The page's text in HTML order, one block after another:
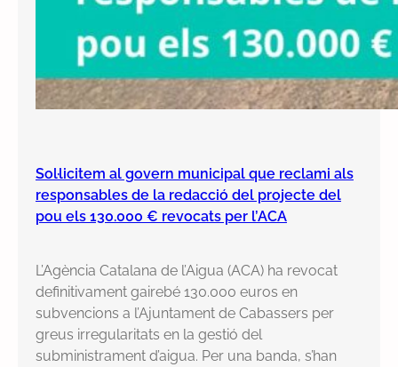
Sol·licitem al govern municipal que reclami als
responsables de la redacció del projecte del
pou els 130.000 € revocats per l’ACA
L’Agència Catalana de l’Aigua (ACA) ha revocat
definitivament gairebé 130.000 euros en
subvencions a l’Ajuntament de Cabassers per
greus irregularitats en la gestió del
subministrament d’aigua. Per una banda, s’han